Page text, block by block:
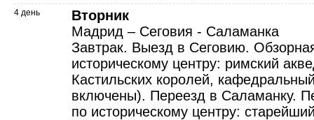
4 день
Вторник
Мадрид – Сеговия - Саламанка
Завтрак. Выезд в Сеговию.
историческому центру: римский
Кастильских королей,
включены). Переезд в Саламанку.
по историческому центру: